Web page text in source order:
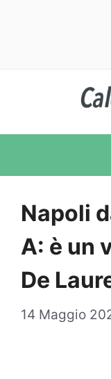
contenuto
Napoli
A: è un
De
14 Maggio